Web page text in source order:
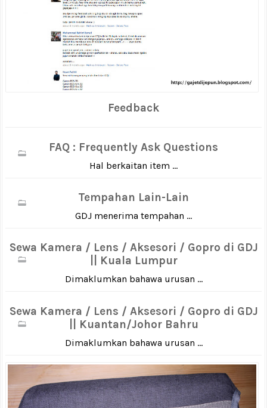
Feedback
FAQ : Frequently Ask Questions
Hal berkaitan item ...
Tempahan Lain-Lain
GDJ menerima tempahan ...
Sewa Kamera / Lens / Aksesori / Gopro di GDJ
|| Kuala Lumpur
Dimaklumkan bahawa urusan ...
Sewa Kamera / Lens / Aksesori / Gopro di GDJ
|| Kuantan/Johor Bahru
Dimaklumkan bahawa urusan ...